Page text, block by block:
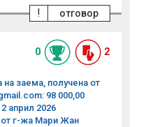
отговор
!
0 2
заема, получена от
98 000,00
април 2026
от г-жа Мари Жан